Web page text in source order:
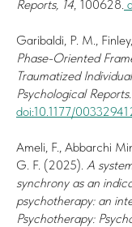
Reports, 14, 100628.
Garibaldi, P. M.,
Phase-Oriented
Traumatized
Psychological Reports
doi:10.1177/
Ameli, F., Abbarchi
G. F. (2025). A
synchrony as an
psychotherapy: an
Psychotherapy: